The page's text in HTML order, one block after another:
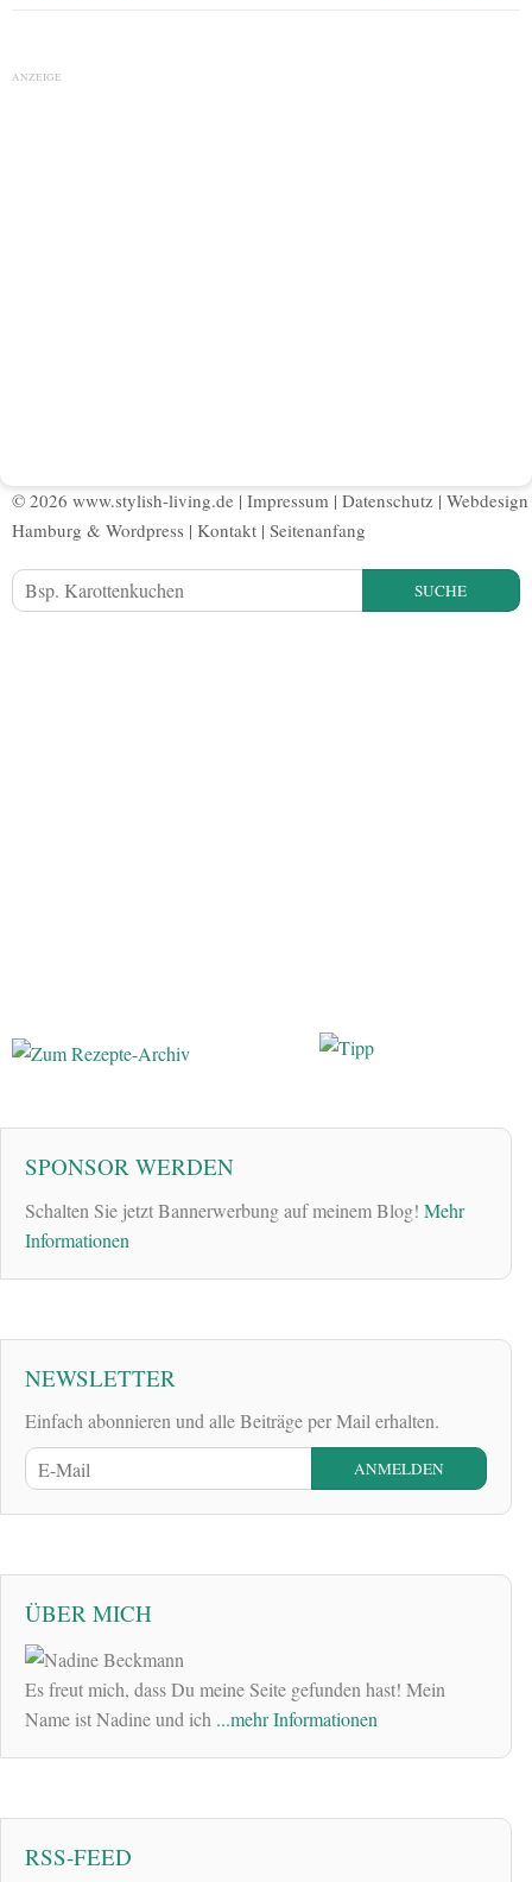
ANZEIGE
© 2026 www.stylish-living.de | Impressum | Datenschutz | Webdesign
Hamburg & Wordpress | Kontakt | Seitenanfang
SUCHE
SPONSOR WERDEN
Schalten Sie jetzt Bannerwerbung auf meinem Blog! Mehr
Informationen
NEWSLETTER
Einfach abonnieren und alle Beiträge per Mail erhalten.
ÜBER MICH
Es freut mich, dass Du meine Seite gefunden hast! Mein
Name ist Nadine und ich ...mehr Informationen
RSS-FEED